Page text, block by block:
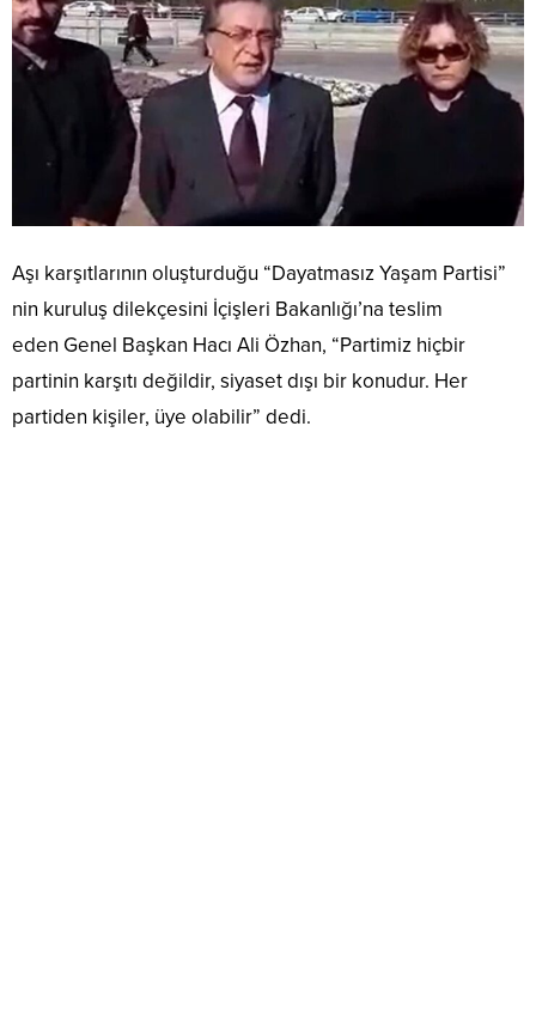
Aşı karşıtlarının oluşturduğu “Dayatmasız Yaşam Partisi”
nin kuruluş dilekçesini İçişleri Bakanlığı’na teslim
eden Genel Başkan Hacı Ali Özhan, “Partimiz hiçbir
partinin karşıtı değildir, siyaset dışı bir konudur. Her
partiden kişiler, üye olabilir” dedi.